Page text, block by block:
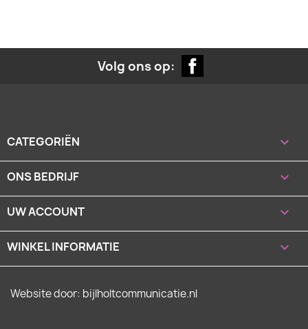
Volg ons op:
CATEGORIËN 
ONS BEDRIJF 
UW ACCOUNT 
WINKEL INFORMATIE keyboard_arrow_down
Website door: bijlholtcommunicatie.nl